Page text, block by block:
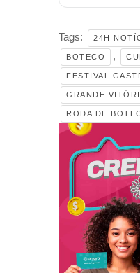
Tags: 24H
BOTECO ,
FESTIVAL
GRANDE
RODA DE